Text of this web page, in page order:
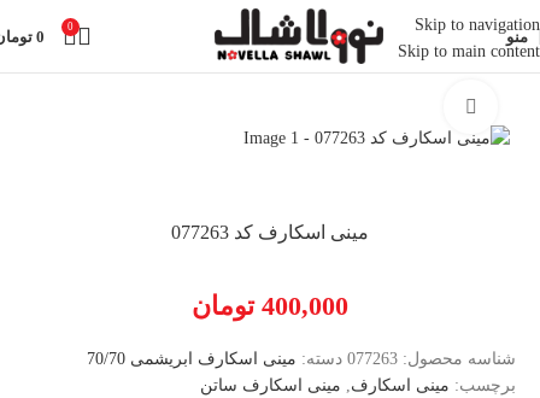
Skip to navigation
Skip to main content
منو
0
0
خانه روسری مینی اسکارف ابریشمی 70/70
مینی اسکارف کد 077263
400,000 تومان
شناسه محصول: 077263 دسته: مینی اسکارف ابریشمی 70/70
برچسب: مینی اسکارف مینی اسکارف ساتن